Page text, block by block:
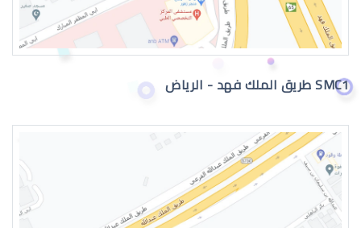
عيون الطفل الرضيع تدمع
حول عيون الاطفال الرضع
SMC1 طريق الملك فهد - الرياض